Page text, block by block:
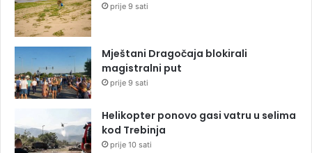
prije 9 sati
Mještani Dragočaja blokirali
magistralni put
prije 9 sati
Helikopter ponovo gasi vatru u selima
kod Trebinja
prije 10 sati